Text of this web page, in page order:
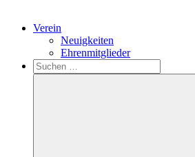
Verein
Neuigkeiten
Ehrenmitglieder
Search
Suchen
nach: